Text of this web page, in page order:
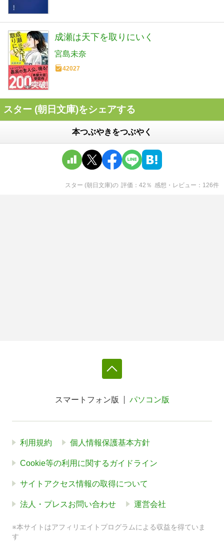
成瀬は天下を取りにいく
宮島未奈
42027
スター (朝日文庫)をシェアする
本つぶやきをつぶやく
スター (朝日文庫)の 評価 42 ％ 感想・レビュー 126件
スマートフォン版 パソコン版
利用規約 個人情報保護基本方針
Cookie等の利用に関するガイドライン
サイトアクセス情報の取得について
法人・プレスお問い合わせ 運営会社
※本サイトはアフィリエイトプログラムによる収益を得ていま
す